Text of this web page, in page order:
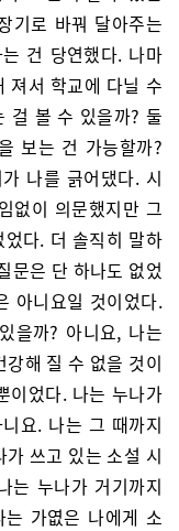
기로 바꿔 달아주는
건 당연했다. 나마
져서 학교에 다닐 수
걸 볼 수 있을까? 둘
보는 건 가능할까?
나를 긁어댔다. 시
없이 의문했지만 그
다. 더 솔직히 말하
문은 단 하나도 없었
아니요일 것이었다.
을까? 아니요, 나는
해 질 수 없을 것이
이었다. 나는 누나가
요. 나는 그 때까지
쓰고 있는 소설 시
는 누나가 거기까지
가엾은 나에게 소